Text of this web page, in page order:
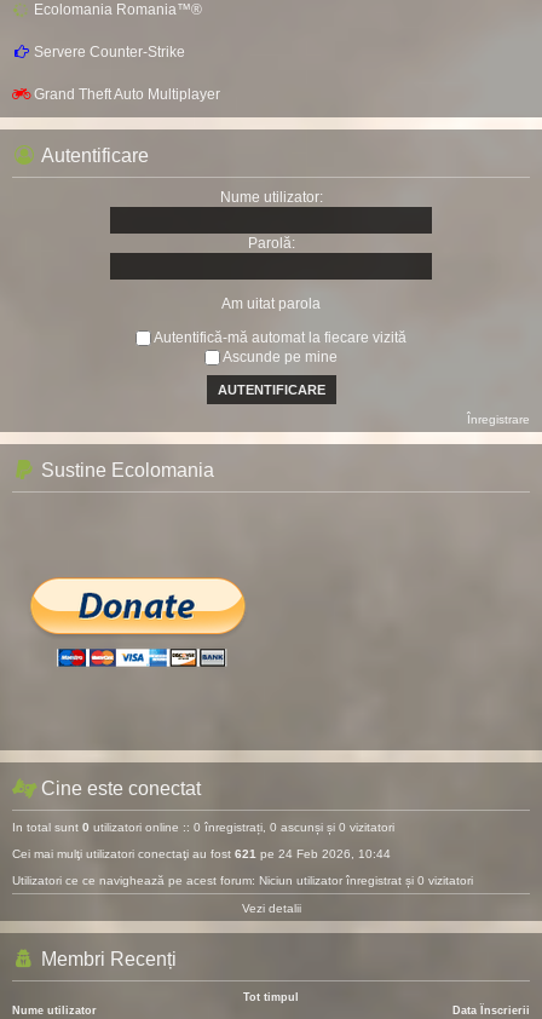
Ecolomania Romania™®
Servere Counter-Strike
Grand Theft Auto Multiplayer
Autentificare
Nume utilizator:
Parolă:
Am uitat parola
Autentifică-mă automat la fiecare vizită
Ascunde pe mine
Înregistrare
Sustine Ecolomania
Cine este conectat
In total sunt 0 utilizatori online :: 0 înregistrați, 0 ascunși și 0 vizitatori
Cei mai mulţi utilizatori conectaţi au fost 621 pe 24 Feb 2026, 10:44
Utilizatori ce ce navighează pe acest forum: Niciun utilizator înregistrat și 0 vizitatori
Vezi detalii
Membri Recenți
Tot timpul
Nume utilizator
Data Înscrierii